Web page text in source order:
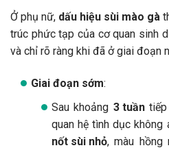
Ở phụ nữ, dấu hiệu sùi mào gà
trúc phức tạp của cơ quan sinh
và chỉ rõ ràng khi đã ở giai đoạn
Giai đoạn sớm:
Sau khoảng 3 tuầntiếp
quan hệ tình dục không
nốt sùi nhỏ, màu hồng